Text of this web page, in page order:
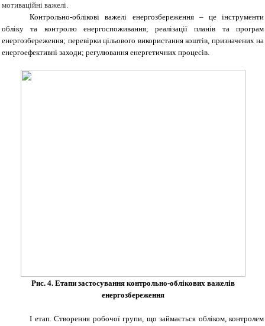
мотиваційні важелі.
Контрольно-облікові важелі енергозбереження – це інструменти
обліку та контролю енергоспоживання; реалізації планів та програм
енергозбереження; перевірки цільового використання коштів, призначених на
енергоефективні заходи; регулювання енергетичних процесів.
Рис. 4. Етапи застосування контрольно-облікових важелів
енергозбереження
І етап. Створення робочої групи, що займається обліком, контролем